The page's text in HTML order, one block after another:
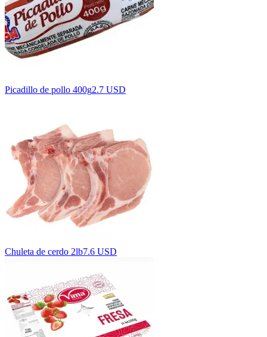
Picadillo de pollo 400g2.7 USD
Chuleta de cerdo 2lb7.6 USD